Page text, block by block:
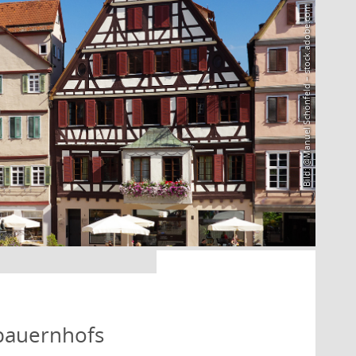
Bild: @Manuel Schönfeld – stock.adobe.com